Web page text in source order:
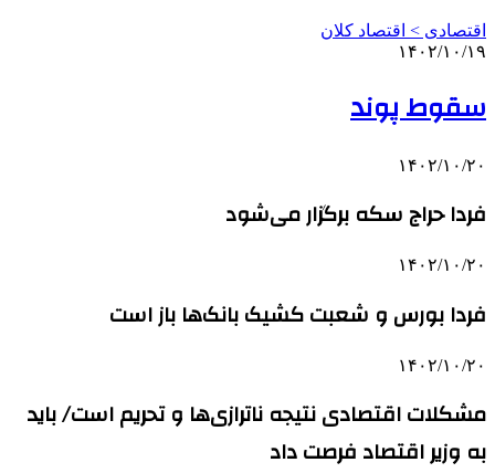
اقتصادی > اقتصاد کلان
۱۴۰۲/۱۰/۱۹
سقوط پوند
۱۴۰۲/۱۰/۲۰
فردا حراج سکه برگزار می‌شود
۱۴۰۲/۱۰/۲۰
فردا بورس و شعبت کشیک بانک‌ها باز است
۱۴۰۲/۱۰/۲۰
مشکلات اقتصادی نتیجه ناترازی‌ها و تحریم است/ باید
به وزیر اقتصاد فرصت داد